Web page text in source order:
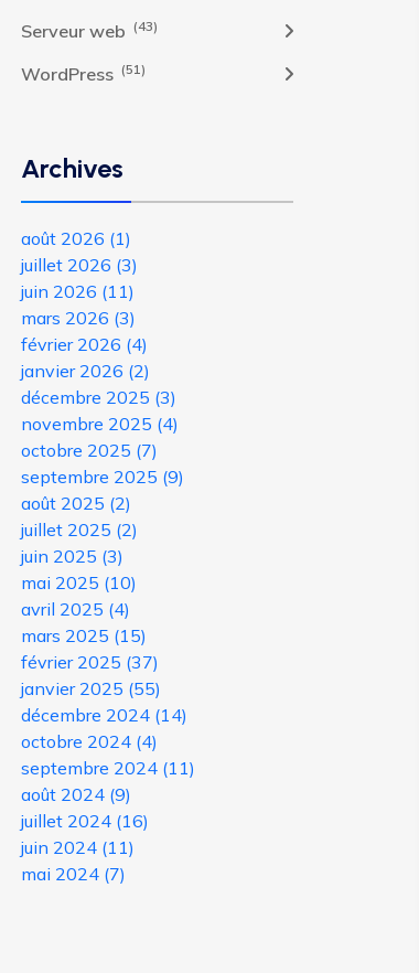
Serveur web (43)
WordPress (51)
Archives
août 2026 (1)
juillet 2026 (3)
juin 2026 (11)
mars 2026 (3)
février 2026 (4)
janvier 2026 (2)
décembre 2025 (3)
novembre 2025 (4)
octobre 2025 (7)
septembre 2025 (9)
août 2025 (2)
juillet 2025 (2)
juin 2025 (3)
mai 2025 (10)
avril 2025 (4)
mars 2025 (15)
février 2025 (37)
janvier 2025 (55)
décembre 2024 (14)
octobre 2024 (4)
septembre 2024 (11)
août 2024 (9)
juillet 2024 (16)
juin 2024 (11)
mai 2024 (7)